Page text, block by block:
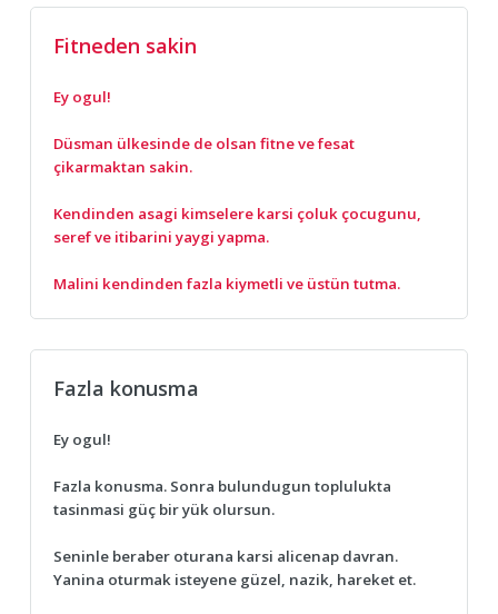
Fitneden sakin
Ey ogul!
Düsman ülkesinde de olsan fitne ve fesat
çikarmaktan sakin.
Kendinden asagi kimselere karsi çoluk çocugunu,
seref ve itibarini yaygi yapma.
Malini kendinden fazla kiymetli ve üstün tutma.
Fazla konusma
Ey ogul!
Fazla konusma. Sonra bulundugun toplulukta
tasinmasi güç bir yük olursun.
Seninle beraber oturana karsi alicenap davran.
Yanina oturmak isteyene güzel, nazik, hareket et.